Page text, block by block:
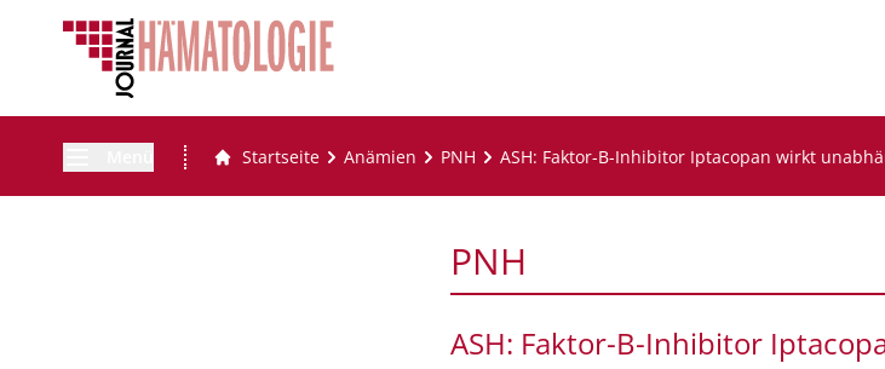
Startseite Anämien PNH ASH: Faktor-B-Inhibitor Iptacopan wirkt
PNH
ASH: Faktor-B-Inhibitor